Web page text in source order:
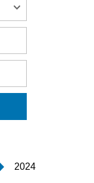
2024